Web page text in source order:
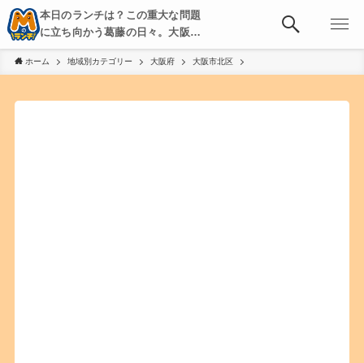
本日のランチは？この重大な問題
に立ち向かう葛藤の日々。大阪・
京都・神戸を中心とした食べ歩
き、飲み歩きを綴る。
ホーム 地域別カテゴリー 大阪府 大阪市北区